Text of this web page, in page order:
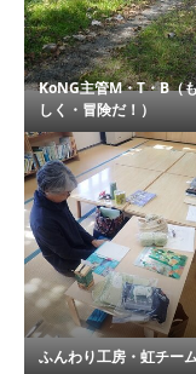
KoNG主管M・T・B（
しく・冒険だ！）
ふんわり工房・虹チー